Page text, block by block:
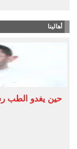
أهالينا
حين يغدو الطب